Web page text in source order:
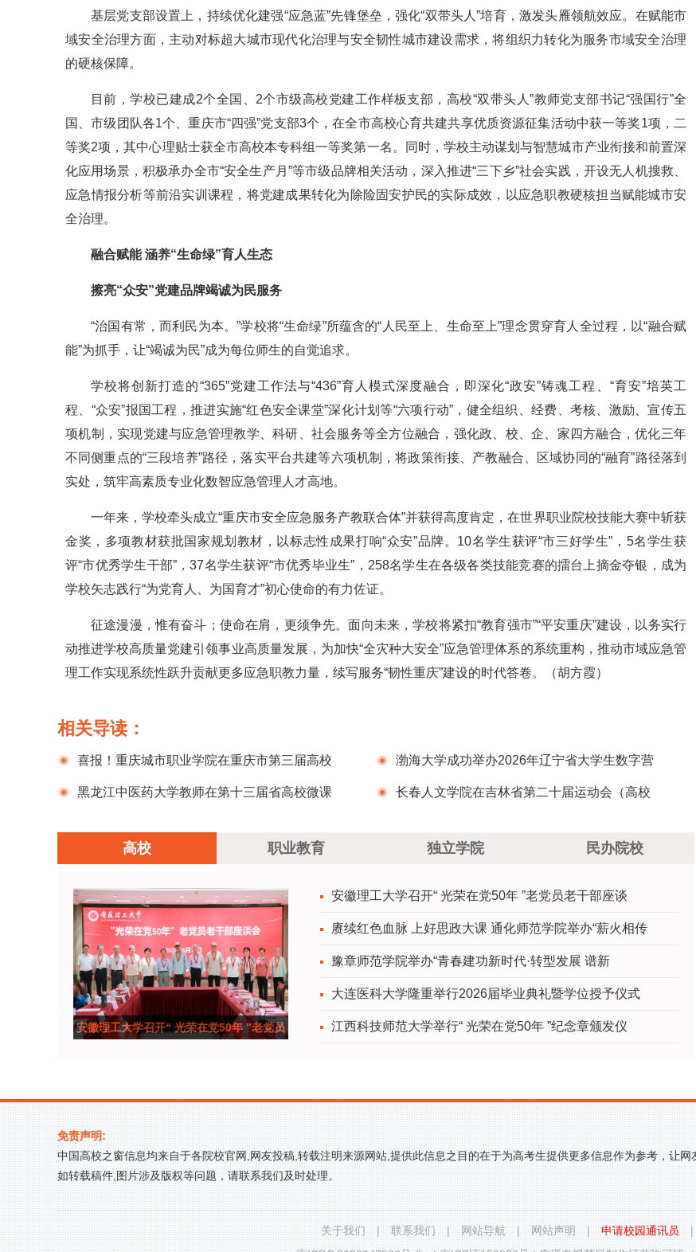
基层党支部设置上，持续优化建强“应急蓝”先锋堡垒，强化“双带头人”培育，激发头雁领航效应。在赋能市
域安全治理方面，主动对标超大城市现代化治理与安全韧性城市建设需求，将组织力转化为服务市域安全治理
的硬核保障。
目前，学校已建成2个全国、2个市级高校党建工作样板支部，高校“双带头人”教师党支部书记“强国行”全
国、市级团队各1个、重庆市“四强”党支部3个，在全市高校心育共建共享优质资源征集活动中获一等奖1项，二
等奖2项，其中心理贴士获全市高校本专科组一等奖第一名。同时，学校主动谋划与智慧城市产业衔接和前置深
化应用场景，积极承办全市“安全生产月”等市级品牌相关活动，深入推进“三下乡”社会实践，开设无人机搜救、
应急情报分析等前沿实训课程，将党建成果转化为除险固安护民的实际成效，以应急职教硬核担当赋能城市安
全治理。
融合赋能 涵养“生命绿”育人生态
擦亮“众安”党建品牌竭诚为民服务
“治国有常，而利民为本。”学校将“生命绿”所蕴含的“人民至上、生命至上”理念贯穿育人全过程，以“融合赋
能”为抓手，让“竭诚为民”成为每位师生的自觉追求。
学校将创新打造的“365”党建工作法与“436”育人模式深度融合，即深化“政安”铸魂工程、“育安”培英工
程、“众安”报国工程，推进实施“红色安全课堂”深化计划等“六项行动”，健全组织、经费、考核、激励、宣传五
项机制，实现党建与应急管理教学、科研、社会服务等全方位融合，强化政、校、企、家四方融合，优化三年
不同侧重点的“三段培养”路径，落实平台共建等六项机制，将政策衔接、产教融合、区域协同的“融育”路径落到
实处，筑牢高素质专业化数智应急管理人才高地。
一年来，学校牵头成立“重庆市安全应急服务产教联合体”并获得高度肯定，在世界职业院校技能大赛中斩获
金奖，多项教材获批国家规划教材，以标志性成果打响“众安”品牌。10名学生获评“市三好学生”，5名学生获
评“市优秀学生干部”，37名学生获评“市优秀毕业生”，258名学生在各级各类技能竞赛的擂台上摘金夺银，成为
学校矢志践行“为党育人、为国育才”初心使命的有力佐证。
征途漫漫，惟有奋斗；使命在肩，更须争先。面向未来，学校将紧扣“教育强市”“平安重庆”建设，以务实行
动推进学校高质量党建引领事业高质量发展，为加快“全灾种大安全”应急管理体系的系统重构，推动市域应急管
理工作实现系统性跃升贡献更多应急职教力量，续写服务“韧性重庆”建设的时代答卷。
（胡方霞）
相关导读：
喜报！重庆城市职业学院在重庆市第三届高校
党支部书记基本功大赛中再创佳绩
渤海大学成功举办2026年辽宁省大学生数字营
销大赛暨全国高校商业精英挑战赛辽宁省赛启动
黑龙江中医药大学教师在第十三届省高校微课 长春人文学院在吉林省第二十届运动会（高校
高校 职业教育 独立学院 民办院校
安徽理工大学召开“ 光荣在党50年 ”老党员
安徽理工大学召开“ 光荣在党50年 ”老党员老干部座谈
赓续红色血脉 上好思政大课 通化师范学院举办“薪火相传
豫章师范学院举办“青春建功新时代·转型发展 谱新
大连医科大学隆重举行2026届毕业典礼暨学位授予仪式
江西科技师范大学举行“ 光荣在党50年 ”纪念章颁发仪
免责声明:
中国高校之窗信息均来自于各院校官网,网友投稿,转载注明来源网站,提供此信息之目的在于为高考生提供更多信息作为参考，让网
如转载稿件,图片涉及版权等问题，请联系我们及时处理。
关于我们 | 联系我们 | 网站导航 | 网站声明 | 申请校园通讯员 |